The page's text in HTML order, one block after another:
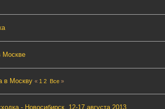
Москве
в Москву « 1 2 Все »
- Новосибирск, 12-17 августа 2013